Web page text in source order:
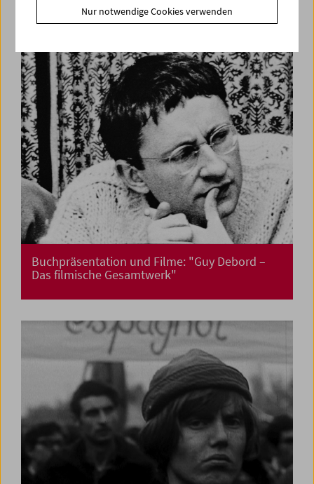
Buchpräsentation und Filme: "Guy Debord –
Das filmische Gesamtwerk"
Nur notwendige Cookies verwenden